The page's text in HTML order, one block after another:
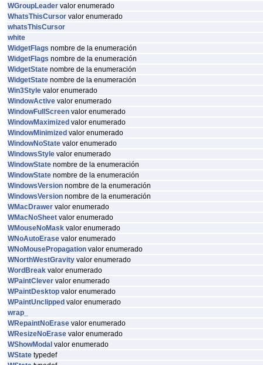
WGroupLeader valor enumerado
WhatsThisCursor valor enumerado
whatsThisCursor
white
WidgetFlags nombre de la enumeración
WidgetFlags nombre de la enumeración
WidgetState nombre de la enumeración
WidgetState nombre de la enumeración
Win3Style valor enumerado
WindowActive valor enumerado
WindowFullScreen valor enumerado
WindowMaximized valor enumerado
WindowMinimized valor enumerado
WindowNoState valor enumerado
WindowsStyle valor enumerado
WindowState nombre de la enumeración
WindowState nombre de la enumeración
WindowsVersion nombre de la enumeración
WindowsVersion nombre de la enumeración
WMacDrawer valor enumerado
WMacNoSheet valor enumerado
WMouseNoMask valor enumerado
WNoAutoErase valor enumerado
WNoMousePropagation valor enumerado
WNorthWestGravity valor enumerado
WordBreak valor enumerado
WPaintClever valor enumerado
WPaintDesktop valor enumerado
WPaintUnclipped valor enumerado
wrap_
WRepaintNoErase valor enumerado
WResizeNoErase valor enumerado
WShowModal valor enumerado
WState typedef